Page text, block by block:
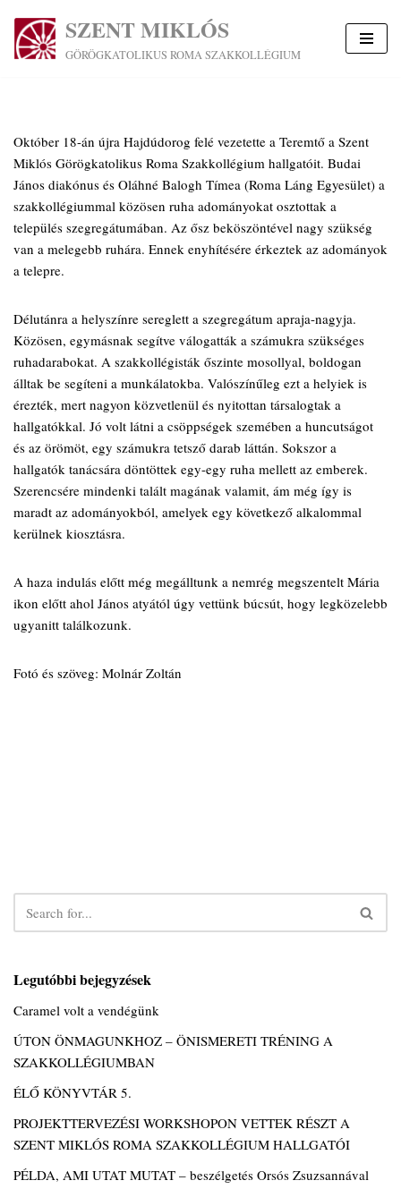
Skip
SZENT MIKLÓS
GÖRÖGKATOLIKUS ROMA SZAKKOLLÉGIUM
Október 18-án újra Hajdúdorog felé vezetette a Teremtő a Szent
Miklós Görögkatolikus Roma Szakkollégium hallgatóit. Budai
János diakónus és Oláhné Balogh Tímea (Roma Láng Egyesület) a
szakkollégiummal közösen ruha adományokat osztottak a
település szegregátumában. Az ősz beköszöntével nagy szükség
van a melegebb ruhára. Ennek enyhítésére érkeztek az adományok
a telepre.
Délutánra a helyszínre sereglett a szegregátum apraja-nagyja.
Közösen, egymásnak segítve válogatták a számukra szükséges
ruhadarabokat. A szakkollégisták őszinte mosollyal, boldogan
álltak be segíteni a munkálatokba. Valószínűleg ezt a helyiek is
érezték, mert nagyon közvetlenül és nyitottan társalogtak a
hallgatókkal. Jó volt látni a csöppségek szemében a huncutságot
és az örömöt, egy számukra tetsző darab láttán. Sokszor a
hallgatók tanácsára döntöttek egy-egy ruha mellett az emberek.
Szerencsére mindenki talált magának valamit, ám még így is
maradt az adományokból, amelyek egy következő alkalommal
kerülnek kiosztásra.
A haza indulás előtt még megálltunk a nemrég megszentelt Mária
ikon előtt ahol János atyától úgy vettünk búcsút, hogy legközelebb
ugyanitt találkozunk.
Fotó és szöveg: Molnár Zoltán
Legutóbbi bejegyzések
Caramel volt a vendégünk
ÚTON ÖNMAGUNKHOZ – ÖNISMERETI TRÉNING A
SZAKKOLLÉGIUMBAN
ÉLŐ KÖNYVTÁR 5.
PROJEKTTERVEZÉSI WORKSHOPON VETTEK RÉSZT A
SZENT MIKLÓS ROMA SZAKKOLLÉGIUM HALLGATÓI
PÉLDA, AMI UTAT MUTAT – beszélgetés Orsós Zsuzsannával